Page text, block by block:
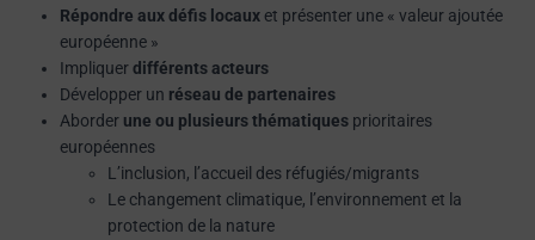
Répondre aux défis locaux et présenter une « valeur ajoutée
européenne »
Impliquerdifférents acteurs
Développer un réseau de partenaires
Aborder une ou plusieurs thématiques prioritaires
européennes
L’inclusion, l’accueil des réfugiés/migrants
Le changement climatique, l’environnement et la
protection de la nature